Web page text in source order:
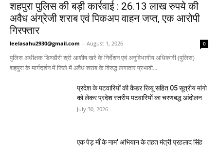
शहपुरा पुलिस की बड़ी कार्रवाई : 26.13 लाख रुपये की
अवैध अंग्रेजी शराब एवं पिकअप वाहन जप्त, एक आरोपी
गिरफ्तार
leelasahu2930@gmail.com - August 1, 2026 0
पुलिस अधीक्षक डिण्डौरी श्री आशीष खरे के निर्देशन एवं अनुविभागीय अधिकारी (पुलिस)
शहपुरा के मार्गदर्शन में जिले में अवैध शराब के विरुद्ध लगातार प्रभावी...
प्रदेश के पटवारियों की कैडर रिव्यू सहित 05 सूत्रीय मांगो
को लेकर प्रदेश स्तरीय पटवारियों का चरणबद्ध आंदोलन
July 30, 2026
एक पेड़ माँ के नाम’ अभियान के तहत मंत्री प्रहलाद सिंह